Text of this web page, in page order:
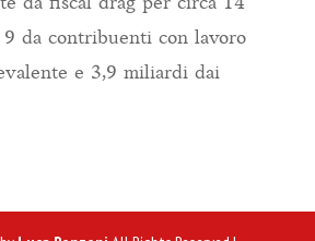
da contribuenti con lavoro
e 3,9 miliardi dai